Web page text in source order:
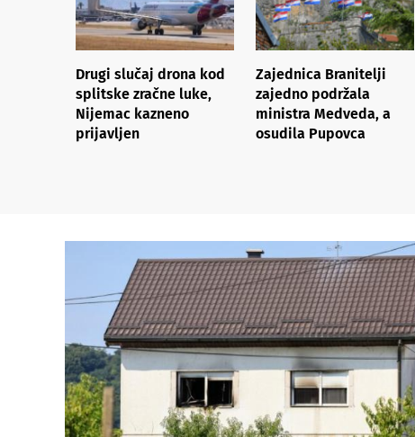
Drugi slučaj drona kod
splitske zračne luke,
Nijemac kazneno
prijavljen
Zajednica Branitelji
zajedno podržala
ministra Medveda, a
osudila Pupovca